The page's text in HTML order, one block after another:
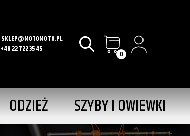
SKLEP@MOTOMOTO.PL
+48 22 722 35 45 0
ODZIEŻ SZYBY I OWIEWKI